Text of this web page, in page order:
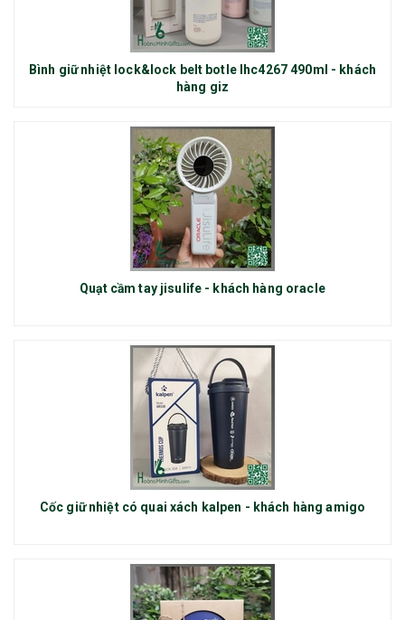
Bình giữ nhiệt lock&lock belt botle lhc4267 490ml - khách
hàng giz
Quạt cầm tay jisulife - khách hàng oracle
Cốc giữ nhiệt có quai xách kalpen - khách hàng amigo